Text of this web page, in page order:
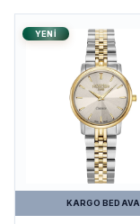
YENI
KARGO BEDAVA